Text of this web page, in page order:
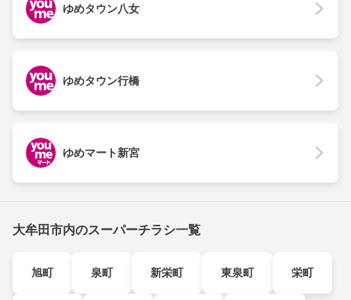
ゆめタウン八女
ゆめタウン行橋
ゆめマート新宮
大牟田市内のスーパーチラシ一覧
旭町 泉町 新栄町 東泉町 栄町